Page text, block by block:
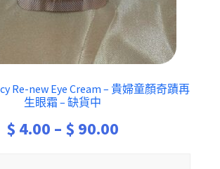
Re-new Eye Cream – 貴婦童顏奇蹟再
生眼霜 – 缺貨中
$ 4.00 – $ 90.00